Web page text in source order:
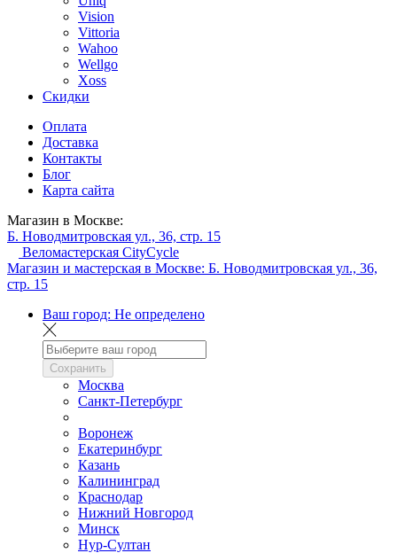
Vision
Vittoria
Wahoo
Wellgo
Xoss
Скидки
Оплата
Доставка
Контакты
Блог
Карта сайта
Магазин в Москве:
Б. Новодмитровская ул., 36, стр. 15
Веломастерская CityCycle
Магазин и мастерская в Москве: Б. Новодмитровская ул., 36,
стр. 15
Ваш город: Не определено
Сохранить
Москва
Санкт-Петербург
Воронеж
Екатеринбург
Казань
Калининград
Краснодар
Нижний Новгород
Минск
Нур-Султан